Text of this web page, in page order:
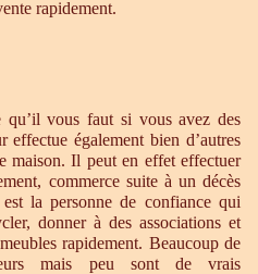
rapidement.
qu’il vous faut si vous avez des
également bien d’autres
maison. Il peut en effet effectuer
commerce suite à un décès
la personne de confiance qui
donner à des associations et
rapidement. Beaucoup de
mais peu sont de vrais